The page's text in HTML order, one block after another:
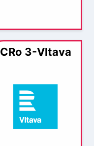
CRo 3-Vltava